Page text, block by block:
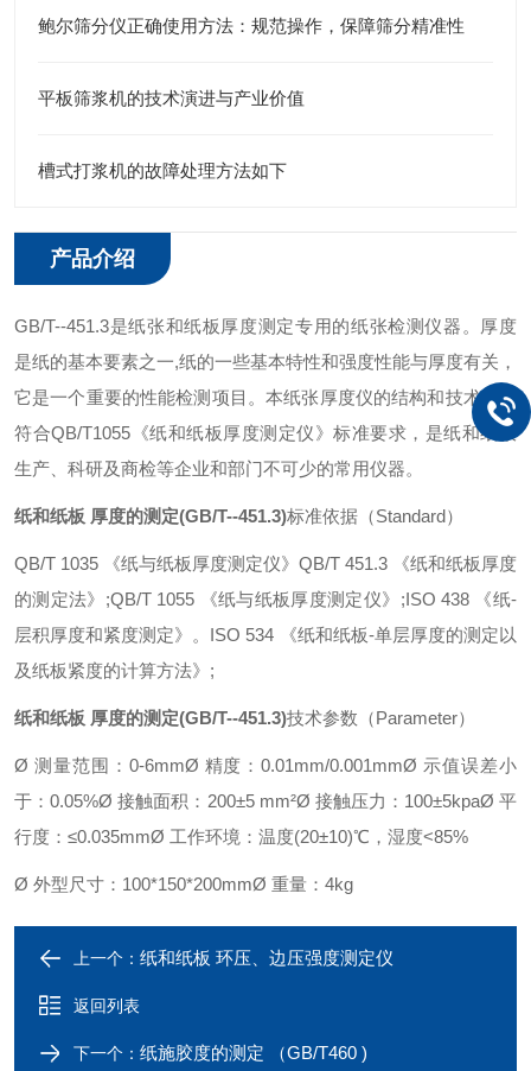
鲍尔筛分仪正确使用方法：规范操作，保障筛分精准性
平板筛浆机的技术演进与产业价值
槽式打浆机的故障处理方法如下
产品介绍
GB/T--451.3是纸张和纸板厚度测定专用的纸张检测仪器。厚度
是纸的基本要素之一,纸的一些基本特性和强度性能与厚度有关，
它是一个重要的性能检测项目。本纸张厚度仪的结构和技术性能
符合QB/T1055《纸和纸板厚度测定仪》标准要求，是纸和纸板
生产、科研及商检等企业和部门不可少的常用仪器。
纸和纸板 厚度的测定(GB/T--451.3)标准依据（Standard）
QB/T 1035 《纸与纸板厚度测定仪》 QB/T 451.3 《纸和纸板厚度
的测定法》;QB/T 1055 《纸与纸板厚度测定仪》;ISO 438 《纸-
层积厚度和紧度测定》。 ISO 534 《纸和纸板-单层厚度的测定以
及纸板紧度的计算方法》;
纸和纸板 厚度的测定(GB/T--451.3)技术参数（Parameter）
Ø 测量范围：0-6mmØ 精度：0.01mm/0.001mmØ 示值误差小
于：0.05%Ø 接触面积：200±5 mm²Ø 接触压力：100±5kpaØ 平
行度：≤0.035mmØ 工作环境：温度(20±10)℃，湿度<85%
Ø 外型尺寸：100*150*200mmØ 重量：4kg
上一个： 纸和纸板 环压、边压强度测定仪
返回列表
下一个： 纸施胶度的测定 （GB/T460 )